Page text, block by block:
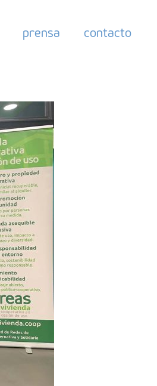
prensa contacto